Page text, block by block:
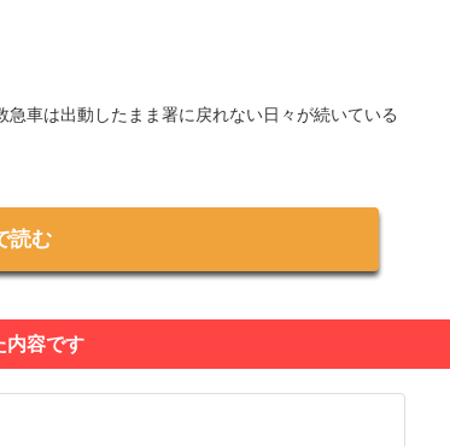
急車は出動したまま署に戻れない日々が続いている
読む
内容です